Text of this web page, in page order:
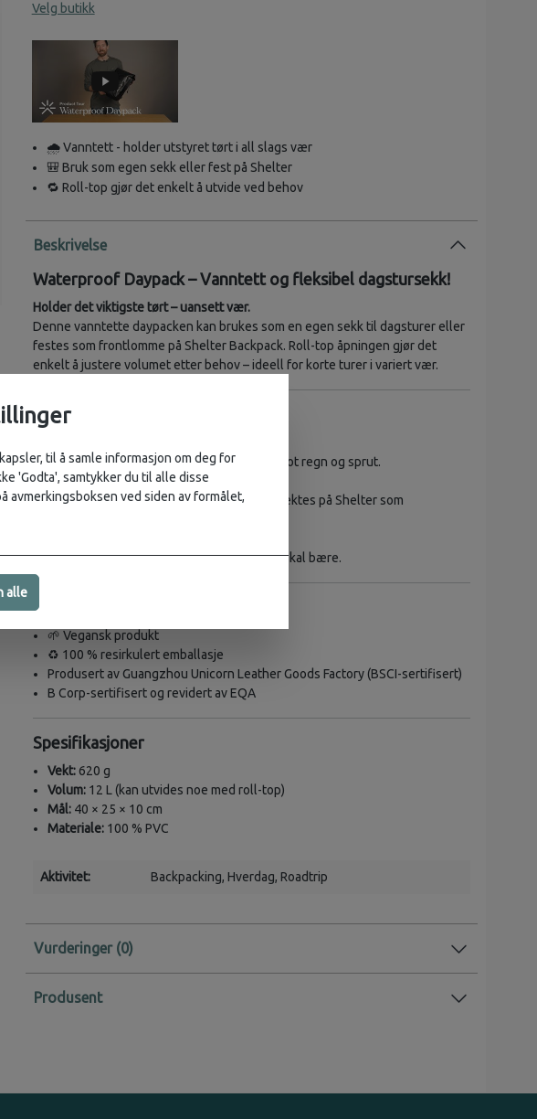
Velg butikk
🌧️ Vanntett - holder utstyret tørt i all slags vær
🎒 Bruk som egen sekk eller fest på Shelter
🔁 Roll-top gjør det enkelt å utvide ved behov
Beskrivelse
Waterproof Daypack – Vanntett og fleksibel dagstursekk!
Holder det viktigste tørt – uansett vær.
Denne vanntette daypacken kan brukes som en egen sekk til dagsturer eller
festes som frontlomme på Shelter Backpack. Roll-top åpningen gjør det
enkelt å justere volumet etter behov – ideell for korte turer i variert vær.
Funksjoner
Laget i 100 % PVC – beskytter innholdet mot regn og sprut.
Fleksibel bruk
Kan brukes alene som dagstursekk eller hektes på Shelter som
Tilpass volumet enkelt etter hvor mye du skal bære.
Bærekraft og materialer
🌱 Vegansk produkt
♻️ 100 % resirkulert emballasje
Produsert av Guangzhou Unicorn Leather Goods Factory (BSCI-sertifisert)
B Corp-sertifisert og revidert av EQA
Spesifikasjoner
Vekt:620 g
Volum:12 L (kan utvides noe med roll-top)
Mål:40 × 25 × 10 cm
Materiale:100 % PVC
Aktivitet: Backpacking, Hverdag, Roadtrip
Vurderinger
Produsent
til å samle informasjon om deg for
'Godta', samtykker du til alle disse
avmerkingsboksen ved siden av formålet,
alle